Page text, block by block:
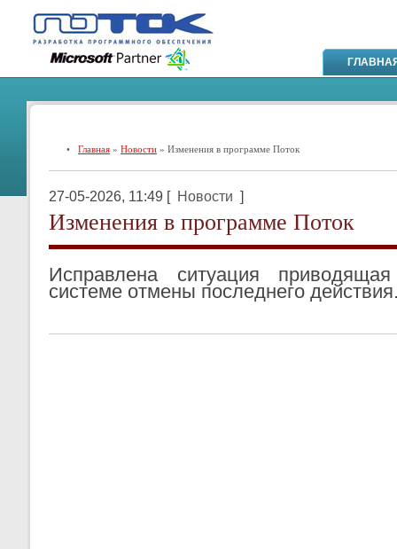
• Главная » Новости » Изменения в программе Поток
27-05-2026, 11:49 [ Новости ]
Изменения в программе Поток
Исправлена ситуация
системе отмены последнего